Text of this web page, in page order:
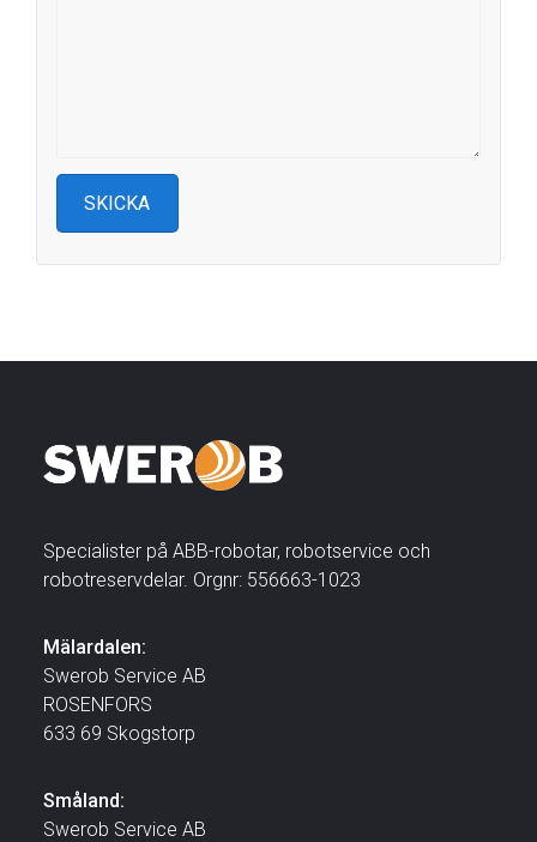
Specialister på ABB-robotar, robotservice och
robotreservdelar. Orgnr: 556663-1023
Mälardalen:
Swerob Service AB
ROSENFORS
633 69 Skogstorp
Småland:
Swerob Service AB